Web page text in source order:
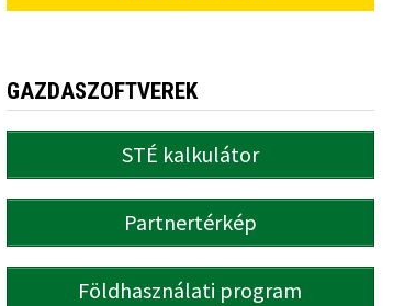
GAZDASZOFTVEREK
STÉ kalkulátor
Partnertérkép
Földhasználati program